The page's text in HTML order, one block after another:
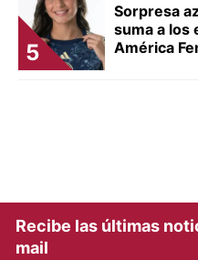
5
Sorpresa
suma a los
América
Recibe las últimas
mail